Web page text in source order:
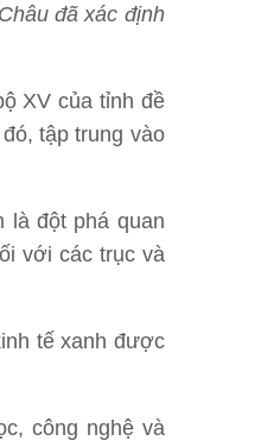
đã xác định
XV của tỉnh đề
tập trung vào
là đột phá quan
với các trục và
tế xanh được
công nghệ và